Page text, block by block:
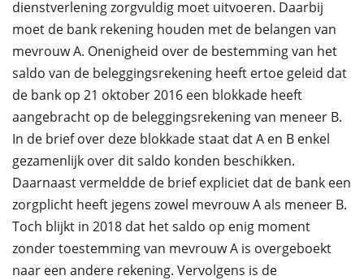
dienstverlening zorgvuldig moet uitvoeren. Daarbij
moet de bank rekening houden met de belangen van
mevrouw A. Onenigheid over de bestemming van het
saldo van de beleggingsrekening heeft ertoe geleid dat
de bank op 21 oktober 2016 een blokkade heeft
aangebracht op de beleggingsrekening van meneer B.
In de brief over deze blokkade staat dat A en B enkel
gezamenlijk over dit saldo konden beschikken.
Daarnaast vermeldde de brief expliciet dat de bank een
zorgplicht heeft jegens zowel mevrouw A als meneer B.
Toch blijkt in 2018 dat het saldo op enig moment
zonder toestemming van mevrouw A is overgeboekt
naar een andere rekening. Vervolgens is de